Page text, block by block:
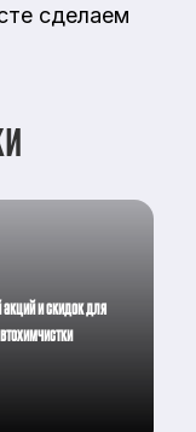
сделаем
и скидок для